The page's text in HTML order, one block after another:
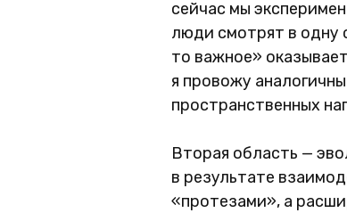
сейчас мы
люди смотрят в одну
то важное»
я провожу
пространственных
Вторая область —
в результате
«протезами», а